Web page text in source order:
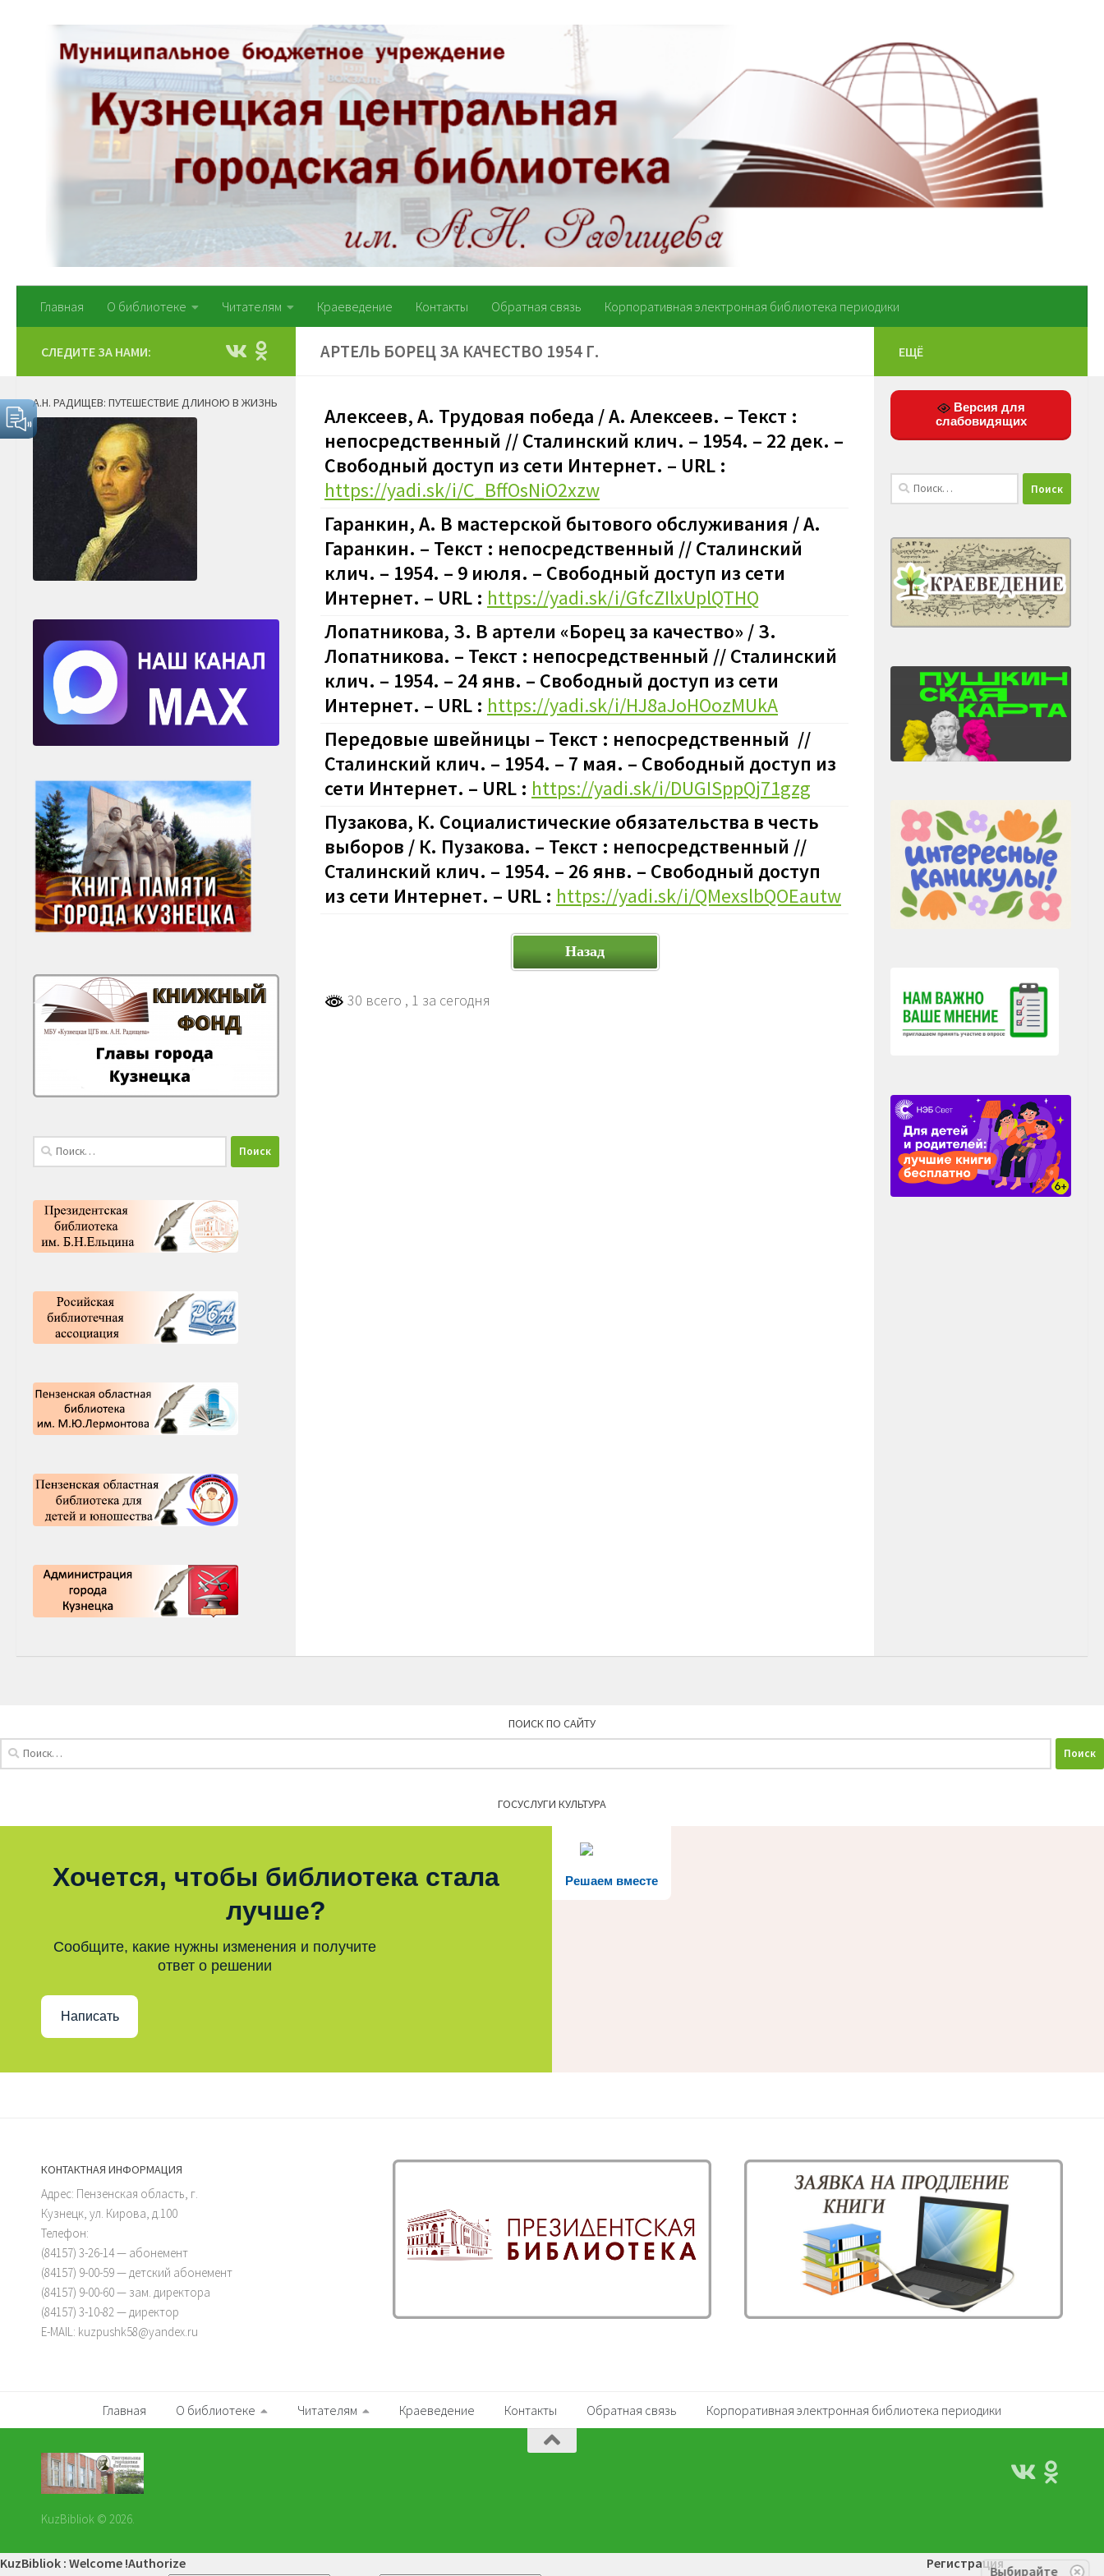
Перейти к содержимому
Главная О библиотеке Читателям Краеведение Контакты Обратная связь Корпоративная электронная библиотека периодики
АРТЕЛЬ БОРЕЦ ЗА КАЧЕСТВО 1954 Г.
Алексеев, А. Трудовая победа / А. Алексеев. – Текст :
непосредственный // Сталинский клич. – 1954. – 22 дек. –
Свободный доступ из сети Интернет. – URL :
https://yadi.sk/i/C_BffOsNiO2xzw
Гаранкин, А. В мастерской бытового обслуживания / А.
Гаранкин. – Текст : непосредственный // Сталинский
клич. – 1954. – 9 июля. – Свободный доступ из сети
Интернет. – URL : https://yadi.sk/i/GfcZIlxUplQTHQ
Лопатникова, З. В артели «Борец за качество» / З.
Лопатникова. – Текст : непосредственный // Сталинский
клич. – 1954. – 24 янв. – Свободный доступ из сети
Интернет. – URL : https://yadi.sk/i/HJ8aJoHOozMUkA
Передовые швейницы – Текст : непосредственный //
Сталинский клич. – 1954. – 7 мая. – Свободный доступ из
сети Интернет. – URL : https://yadi.sk/i/DUGISppQj71gzg
Пузакова, К. Социалистические обязательства в честь
выборов / К. Пузакова. – Текст : непосредственный //
Сталинский клич. – 1954. – 26 янв. – Свободный доступ
из сети Интернет. – URL : https://yadi.sk/i/QMexslbQOEautw
Назад
30 всего , 1 за сегодня
СЛЕДИТЕ ЗА НАМИ:
А.Н. РАДИЩЕВ: ПУТЕШЕСТВИЕ ДЛИНОЮ В ЖИЗНЬ
Найти:
ЕЩЁ
Версия для
слабовидящих
Найти:
ПОИСК ПО САЙТУ
ГОСУСЛУГИ КУЛЬТУРА
Решаем вместе
Хочется, чтобы библиотека стала
лучше?
Сообщите, какие нужны изменения и получите
ответ о решении
Написать
КОНТАКТНАЯ ИНФОРМАЦИЯ
Адрес: Пензенская область, г.
Кузнецк, ул. Кирова, д.100
Телефон:
(84157) 3-26-14 — абонемент
(84157) 9-00-59 — детский абонемент
(84157) 9-00-60 — зам. директора
(84157) 3-10-82 — директор
E-MAIL: kuzpushk58@yandex.ru
Главная О библиотеке Читателям Краеведение Контакты Обратная связь Корпоративная электронная библиотека периодики
KuzBibliok © 2026.
KuzBibliok : Welcome !Authorize
Регистрация
Выбирайте